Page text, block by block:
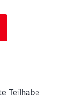
Teilhabe